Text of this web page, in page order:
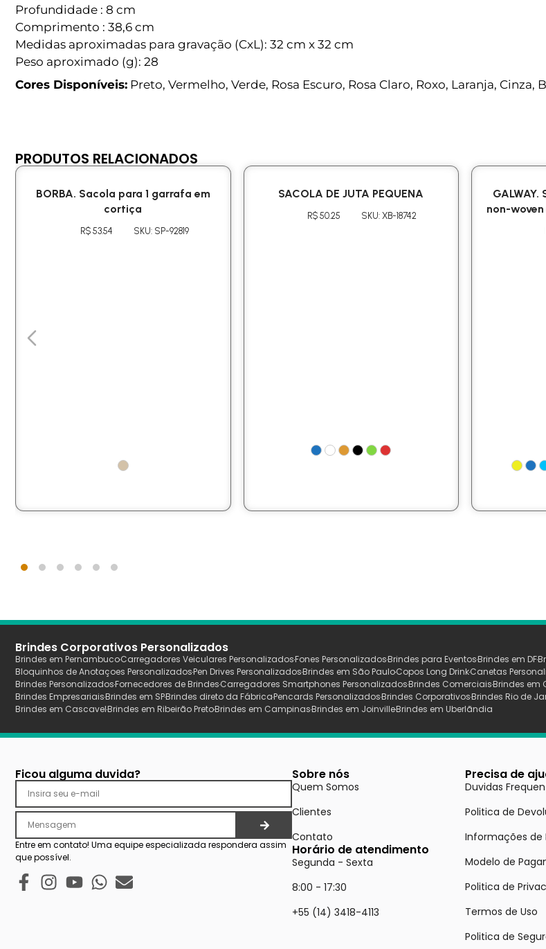
Profundidade : 8 cm
Comprimento : 38,6 cm
Medidas aproximadas para gravação (CxL): 32 cm x 32 cm
Peso aproximado (g): 28
Cores Disponíveis: Preto, Vermelho, Verde, Rosa Escuro, Rosa Claro, Roxo, Laranja, Cinza,
PRODUTOS RELACIONADOS
BORBA. Sacola para 1 garrafa em
cortiça
R$ 53.54 SKU: SP-92819
SACOLA DE JUTA PEQUENA
R$ 50.25 SKU: XB-18742
non-
Brindes Corporativos Personalizados
Brindes em PernambucoCarregadores Veiculares PersonalizadosFones PersonalizadosBrindes para EventosBrindes em DF
Bloquinhos de Anotaçoes PersonalizadosPen Drives PersonalizadosBrindes em São PauloCopos Long DrinkCanetas
Brindes PersonalizadosFornecedores de BrindesCarregadores Smartphones PersonalizadosBrindes ComerciaisBrindes em
Brindes EmpresariaisBrindes em SPBrindes direto da FábricaPencards PersonalizadosBrindes CorporativosBrindes Rio de
Brindes em CascavelBrindes em Ribeirão PretoBrindes em CampinasBrindes em JoinvilleBrindes em Uberlãndia
Ficou alguma duvida?
Entre em contato! Uma equipe especializada respondera assim
que possível.
Sobre nós
Quem Somos
Clientes
Contato
Horário de atendimento
Segunda - Sexta
8:00 - 17:30
+55 (14) 3418-4113
Precisa de
Duvidas
Politica de
Informações de
Modelo de
Politica de
Termos de Uso
Politica de